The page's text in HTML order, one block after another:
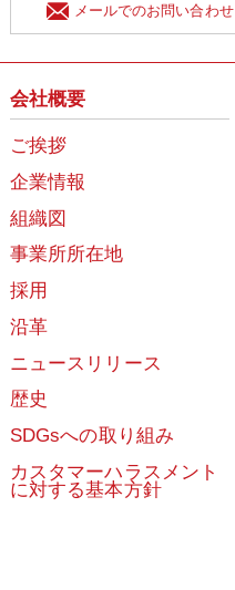
メールでのお問い合わせ
会社概要
ご挨拶
企業情報
組織図
事業所所在地
採用
沿革
ニュースリリース
歴史
SDGsへの取り組み
カスタマーハラスメント
に対する基本方針